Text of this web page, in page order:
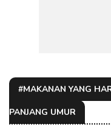
#MAKANAN YANG
PANJANG UMUR